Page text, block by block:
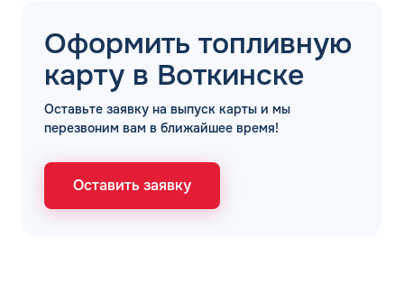
Оформить топливную
карту в Воткинске
Оставьте заявку на выпуск карты и мы
перезвоним вам в ближайшее время!
Оставить заявку
ЗАКАЗАТЬ
ОБРАТНЫЙ ЗВОНОК
Телефон*
Мы свяжемся с Вами в ближайшее
рабочее время: пн-пт с 9:00 до 18:00
по МСК